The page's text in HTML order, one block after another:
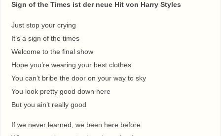
Sign of the Times ist der neue Hit von Harry Styles
Just stop your crying
It’s a sign of the times
Welcome to the final show
Hope you’re wearing your best clothes
You can’t bribe the door on your way to sky
You look pretty good down here
But you ain’t really good
If we never learned, we been here before